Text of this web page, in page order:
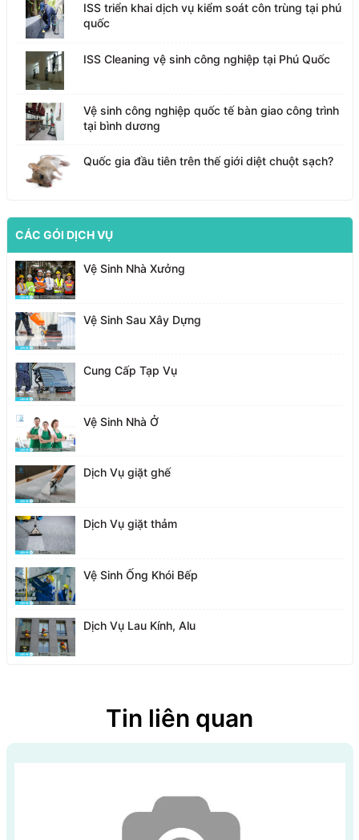
ISS triển khai dịch vụ kiểm soát côn trùng tại phú
quốc
ISS Cleaning vệ sinh công nghiệp tại Phú Quốc
Vệ sinh công nghiệp quốc tế bàn giao công trình
tại bình dương
Quốc gia đầu tiên trên thế giới diệt chuột sạch?
CÁC GÓI DỊCH VỤ
Vệ Sinh Nhà Xưởng
Vệ Sinh Sau Xây Dựng
Cung Cấp Tạp Vụ
Vệ Sinh Nhà Ở
Dịch Vụ giặt ghế
Dịch Vụ giặt thảm
Vệ Sinh Ống Khói Bếp
Dịch Vụ Lau Kính, Alu
Tin liên quan